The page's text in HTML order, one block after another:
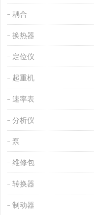
耦合
换热器
定位仪
起重机
速率表
分析仪
泵
维修包
转换器
制动器